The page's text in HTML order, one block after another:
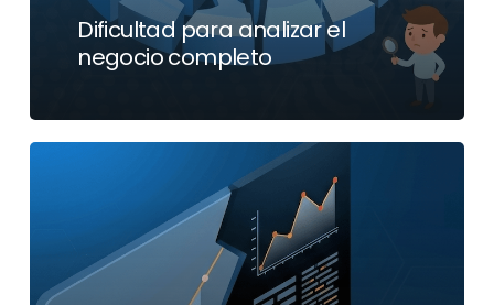
Dificultad para analizar el
negocio completo